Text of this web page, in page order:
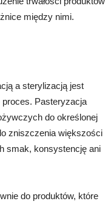
między nimi.
a sterylizacją jest
Pasteryzacja
do określonej
zniszczenia większości
smak, konsystencję ani
do produktów, które